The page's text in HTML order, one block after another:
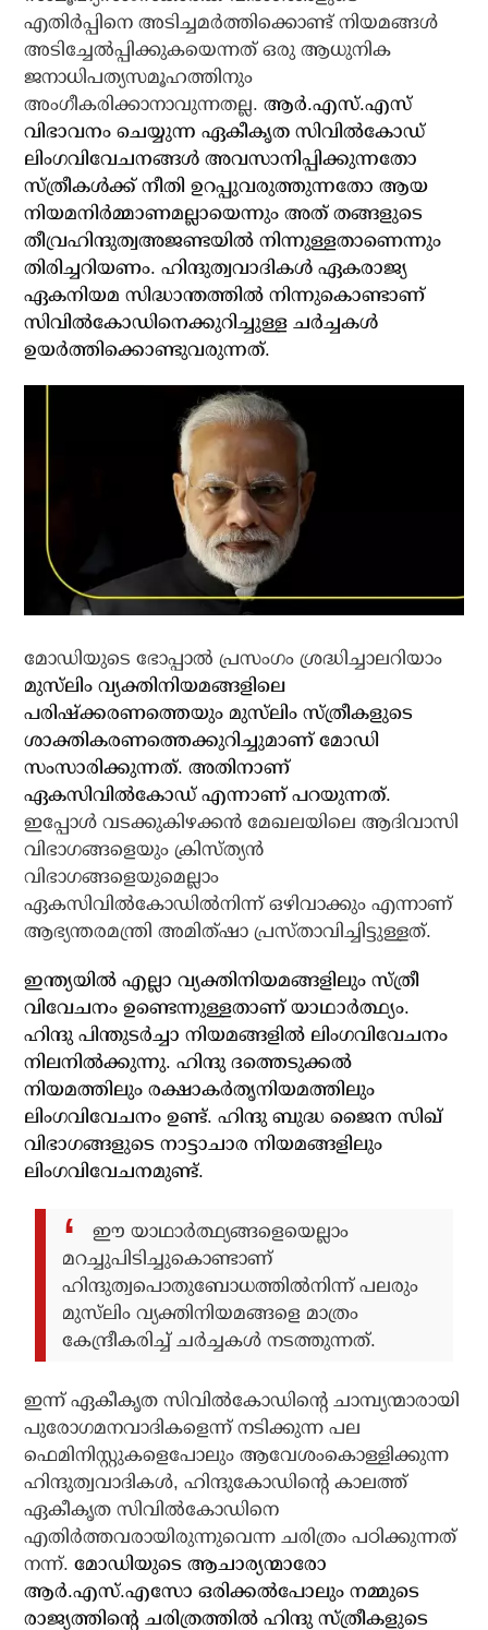
എതിര്‍പ്പിനെ അടിച്ചമര്‍ത്തിക്കൊണ്ട് നിയമങ്ങള്‍
അടിച്ചേല്‍പ്പിക്കുകയെന്നത് ഒരു ആധുനിക
ജനാധിപത്യസമൂഹത്തിനും
അംഗീകരിക്കാനാവുന്നതല്ല.ആര്‍.എസ്.എസ്
വിഭാവനം ചെയ്യുന്ന ഏകീകൃത സിവില്‍കോഡ്
ലിംഗവിവേചനങ്ങള്‍ അവസാനിപ്പിക്കുന്നതോ
സ്ത്രീകള്‍ക്ക് നീതി ഉറപ്പുവരുത്തുന്നതോ ആയ
നിയമനിര്‍മ്മാണമല്ലായെന്നും അത് തങ്ങളുടെ
തീവ്രഹിന്ദുത്വഅജണ്ടയില്‍ നിന്നുള്ളതാണെന്നും
തിരിച്ചറിയണം. ഹിന്ദുത്വവാദികള്‍ ഏകരാജ്യ
ഏകനിയമ സിദ്ധാന്തത്തില്‍ നിന്നുകൊണ്ടാണ്
സിവില്‍കോഡിനെക്കുറിച്ചുള്ള ചര്‍ച്ചകള്‍
ഉയര്‍ത്തിക്കൊണ്ടുവരുന്നത്.
മോഡിയുടെ ഭോപ്പാല്‍ പ്രസംഗം ശ്രദ്ധിച്ചാലറിയാം
മുസ്‌ലിം വ്യക്തിനിയമങ്ങളിലെ
പരിഷ്‌ക്കരണത്തെയും മുസ്‌ലിം സ്ത്രീകളുടെ
ശാക്തികരണത്തെക്കുറിച്ചുമാണ് മോഡി
സംസാരിക്കുന്നത്. അതിനാണ്
ഏകസിവില്‍കോഡ് എന്നാണ് പറയുന്നത്.
ഇപ്പോള്‍ വടക്കുകിഴക്കന്‍ മേഖലയിലെ ആദിവാസി
വിഭാഗങ്ങളെയും ക്രിസ്ത്യന്‍
വിഭാഗങ്ങളെയുമെല്ലാം
ഏകസിവില്‍കോഡില്‍നിന്ന് ഒഴിവാക്കും എന്നാണ്
ആഭ്യന്തരമന്ത്രി അമിത്ഷാ പ്രസ്താവിച്ചിട്ടുള്ളത്.
ഇന്ത്യയില്‍ എല്ലാ വ്യക്തിനിയമങ്ങളിലും സ്ത്രീ
വിവേചനം ഉണ്ടെന്നുള്ളതാണ് യാഥാര്‍ത്ഥ്യം.
ഹിന്ദു പിന്തുടര്‍ച്ചാ നിയമങ്ങളില്‍ ലിംഗവിവേചനം
നിലനില്‍ക്കുന്നു. ഹിന്ദു ദത്തെടുക്കല്‍
നിയമത്തിലും രക്ഷാകര്‍തൃനിയമത്തിലും
ലിംഗവിവേചനം ഉണ്ട്. ഹിന്ദു ബുദ്ധ ജൈന സിഖ്
വിഭാഗങ്ങളുടെ നാട്ടാചാര നിയമങ്ങളിലും
ലിംഗവിവേചനമുണ്ട്.
ഈ യാഥാര്‍ത്ഥ്യങ്ങളെയെല്ലാം
മറച്ചുപിടിച്ചുകൊണ്ടാണ്
ഹിന്ദുത്വപൊതുബോധത്തില്‍നിന്ന് പലരും
മുസ്‌ലിം വ്യക്തിനിയമങ്ങളെ മാത്രം
കേന്ദ്രീകരിച്ച് ചര്‍ച്ചകള്‍ നടത്തുന്നത്.
ഇന്ന് ഏകീകൃത സിവില്‍കോഡിന്റെ ചാമ്പ്യന്മാരായി
പുരോഗമനവാദികളെന്ന് നടിക്കുന്ന പല
ഫെമിനിസ്റ്റുകളെപോലും ആവേശംകൊള്ളിക്കുന്ന
ഹിന്ദുത്വവാദികള്‍, ഹിന്ദുകോഡിന്റെ കാലത്ത്
ഏകീകൃത സിവില്‍കോഡിനെ
എതിര്‍ത്തവരായിരുന്നുവെന്ന ചരിത്രം പഠിക്കുന്നത്
നന്ന്.മോഡിയുടെ ആചാര്യന്മാരോ
ആര്‍.എസ്.എസോ ഒരിക്കല്‍പോലും നമ്മുടെ
രാജ്യത്തിന്റെ ചരിത്രത്തില്‍ ഹിന്ദു സ്ത്രീകളുടെ